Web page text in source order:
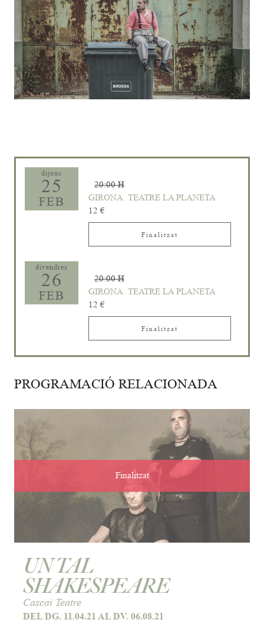
dijous
25
FEB
20:00 H
GIRONA. TEATRE LA PLANETA
12 €
Finalitzat
divendres
26
FEB
20:00 H
GIRONA. TEATRE LA PLANETA
12 €
Finalitzat
PROGRAMACIÓ RELACIONADA
Finalitzat
UN TAL
SHAKESPEARE
Cascai Teatre
DEL DG. 11.04.21 AL DV. 06.08.21